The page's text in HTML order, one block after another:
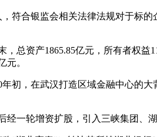
合银监会相关法律法规对于标的
资产1865.85亿元，所有者权益
元。
，在武汉打造区域金融中心的
轮增资扩股，引入三峡集团、